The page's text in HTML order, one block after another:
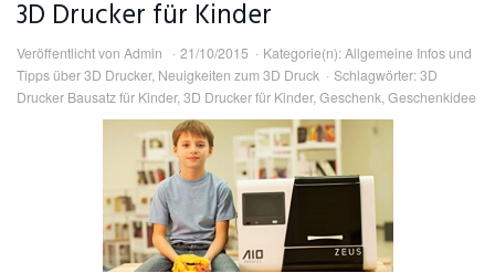
3D Drucker für Kinder
Veröffentlicht von Admin 21/10/2015 Kategorie(n):Allgemeine Infos und
Tipps über 3D Drucker, Neuigkeiten zum 3D Druck Schlagwörter:3D
Drucker Bausatz für Kinder, 3D Drucker für Kinder, Geschenk, Geschenkidee